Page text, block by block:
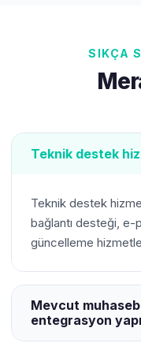
SIKÇA
Teknik destek
Teknik destek
bağlantı desteği, e-
güncelleme
Mevcut
entegrasyon